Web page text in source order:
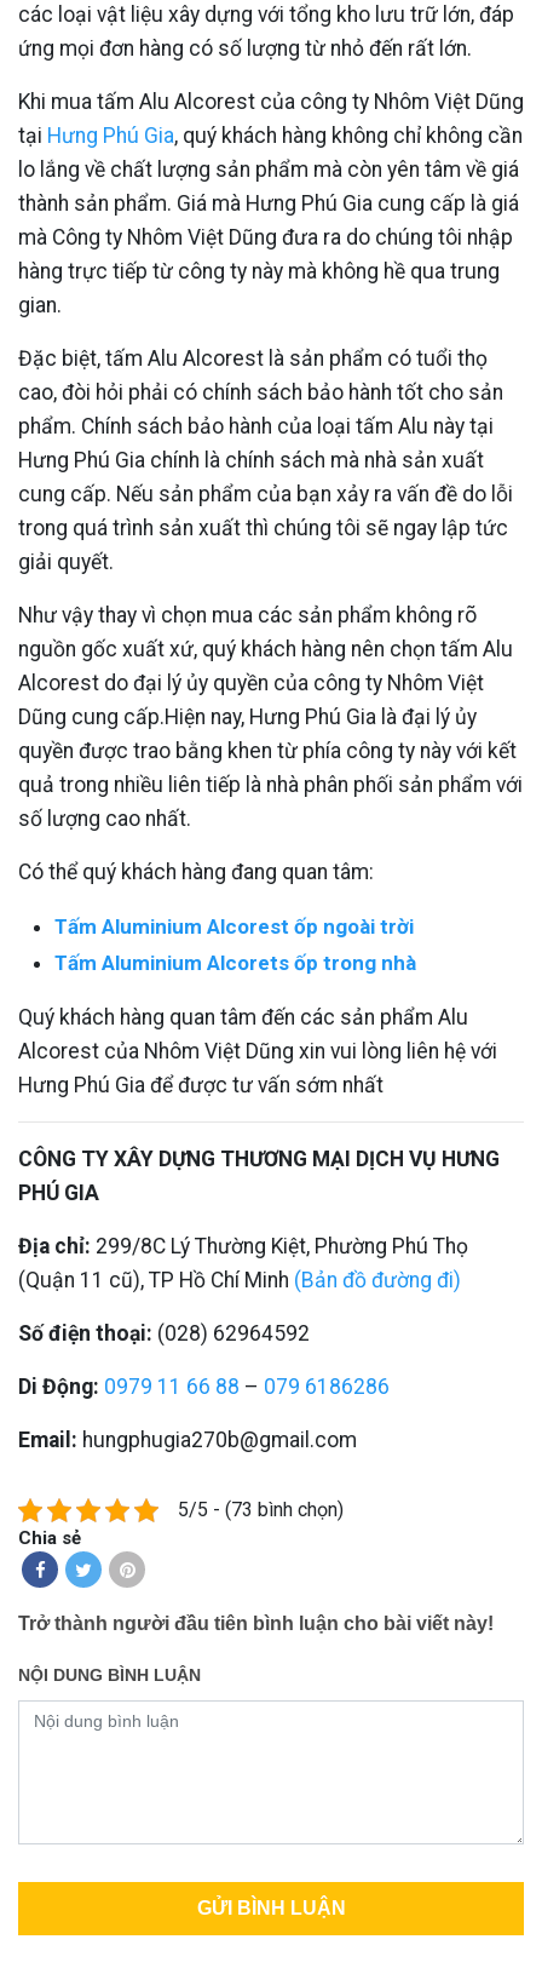
các loại vật liệu xây dựng với tổng kho lưu trữ lớn, đáp
ứng mọi đơn hàng có số lượng từ nhỏ đến rất lớn.
Khi mua tấm Alu Alcorest của công ty Nhôm Việt Dũng
tại Hưng Phú Gia, quý khách hàng không chỉ không cần
lo lắng về chất lượng sản phẩm mà còn yên tâm về giá
thành sản phẩm. Giá mà Hưng Phú Gia cung cấp là giá
mà Công ty Nhôm Việt Dũng đưa ra do chúng tôi nhập
hàng trực tiếp từ công ty này mà không hề qua trung
gian.
Đặc biệt, tấm Alu Alcorest là sản phẩm có tuổi thọ
cao, đòi hỏi phải có chính sách bảo hành tốt cho sản
phẩm. Chính sách bảo hành của loại tấm Alu này tại
Hưng Phú Gia chính là chính sách mà nhà sản xuất
cung cấp. Nếu sản phẩm của bạn xảy ra vấn đề do lỗi
trong quá trình sản xuất thì chúng tôi sẽ ngay lập tức
giải quyết.
Như vậy thay vì chọn mua các sản phẩm không rõ
nguồn gốc xuất xứ, quý khách hàng nên chọn tấm Alu
Alcorest do đại lý ủy quyền của công ty Nhôm Việt
Dũng cung cấp.Hiện nay, Hưng Phú Gia là đại lý ủy
quyền được trao bằng khen từ phía công ty này với kết
quả trong nhiều liên tiếp là nhà phân phối sản phẩm với
số lượng cao nhất.
Có thể quý khách hàng đang quan tâm:
Tấm Aluminium Alcorest ốp ngoài trời
Tấm Aluminium Alcorets ốp trong nhà
Quý khách hàng quan tâm đến các sản phẩm Alu
Alcorest của Nhôm Việt Dũng xin vui lòng liên hệ với
Hưng Phú Gia để được tư vấn sớm nhất
CÔNG TY XÂY DỰNG THƯƠNG MẠI DỊCH VỤ HƯNG
PHÚ GIA
Địa chỉ: 299/8C Lý Thường Kiệt, Phường Phú Thọ
(Quận 11 cũ), TP Hồ Chí Minh (Bản đồ đường đi)
Số điện thoại: (028) 62964592
Di Động: 0979 11 66 88 – 079 6186286
Email: hungphugia270b@gmail.com
5/5 - (73 bình chọn)
Chia sẻ
Trở thành người đầu tiên bình luận cho bài viết này!
NỘI DUNG BÌNH LUẬN